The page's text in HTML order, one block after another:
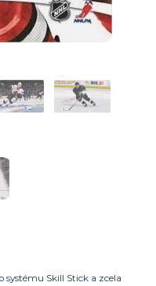
systému Skill Stick a zcela